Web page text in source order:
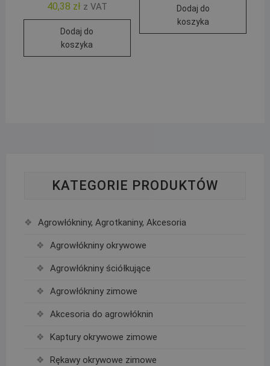
40,38 zł z VAT
Dodaj do
koszyka
Dodaj do
koszyka
KATEGORIE PRODUKTÓW
Agrowłókniny, Agrotkaniny, Akcesoria
Agrowłókniny okrywowe
Agrowłókniny ściółkujące
Agrowłókniny zimowe
Akcesoria do agrowłóknin
Kaptury okrywowe zimowe
Rękawy okrywowe zimowe